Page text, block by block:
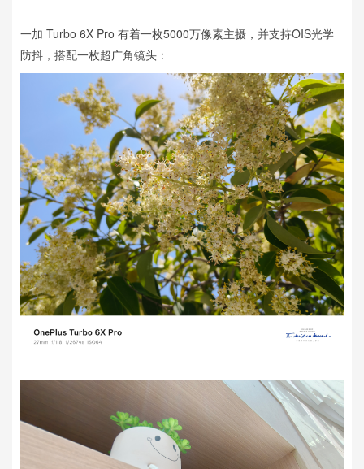
一加 Turbo 6X Pro 有着一枚5000万像素主摄，并支持OIS光学
防抖，搭配一枚超广角镜头：